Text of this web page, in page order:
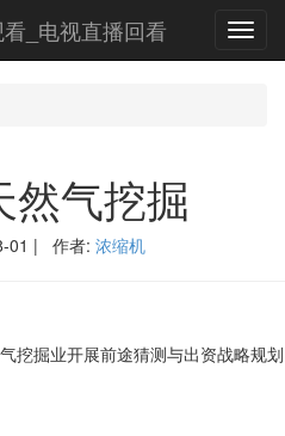
_电视直播回看
然气挖掘
01 | 作者: 浓缩机
掘业开展前途猜测与出资战略规划